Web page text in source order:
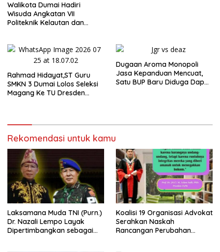
Walikota Dumai Hadiri
Wisuda Angkatan VII
Politeknik Kelautan dan
Rahmad Hidayat,ST Guru
SMKN 3 Dumai Lolos Seleksi
Magang Ke TU Dresden
Dugaan Aroma Monopoli
Jasa Kepanduan Mencuat,
Satu BUP Baru Diduga Dapat
Rekomendasi untuk kamu
Laksamana Muda TNI (Purn.)
Dr. Nazali Lempo Layak
Dipertimbangkan sebagai
Koalisi 19 Organisasi Advokat
Serahkan Naskah
Rancangan Perubahan